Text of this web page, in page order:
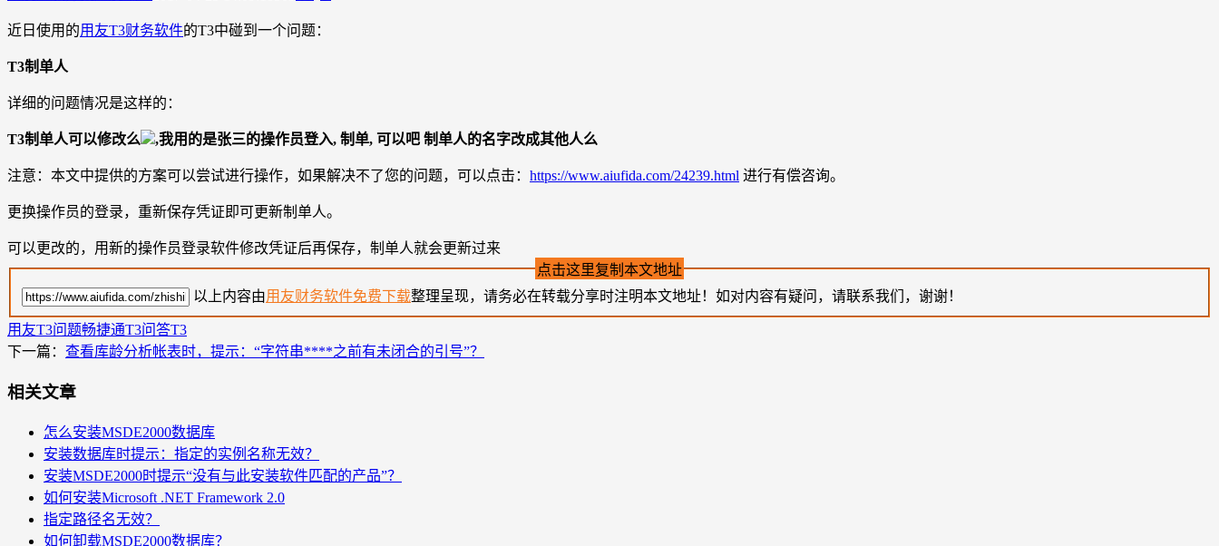
近日使用的用友T3财务软件的T3中碰到一个问题：
T3制单人
详细的问题情况是这样的：
T3制单人可以修改么 ,我用的是张三的操作员登入, 制单, 可以吧 制单人的名字改成其他人么
注意：本文中提供的方案可以尝试进行操作，如果解决不了您的问题，可以点击： https://www.aiufida.com/24239.html 进行有偿咨询。
更换操作员的登录，重新保存凭证即可更新制单人。
可以更改的，用新的操作员登录软件修改凭证后再保存，制单人就会更新过来
点击这里复制本文地址
以上内容由用友财务软件免费下载整理呈现，请务必在转载分享时注明本文地址！如对内容有疑问，请联系我们，谢谢！
用友T3问题畅捷通T3问答T3
下一篇： 查看库龄分析帐表时，提示：“字符串****之前有未闭合的引号”？
相关文章
怎么安装MSDE2000数据库
安装数据库时提示：指定的实例名称无效？
安装MSDE2000时提示“没有与此安装软件匹配的产品”？
如何安装Microsoft .NET Framework 2.0
指定路径名无效？
如何卸载MSDE2000数据库？